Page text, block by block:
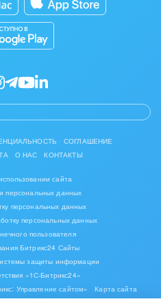
СОГЛАШЕНИЕ
О НАС КОНТАКТЫ
сайта
персональных данных
персональных данных
персональных данных
пользователя
Битрикс24 Сайты
защиты информации
«1С-Битрикс24»
Управление сайтом»
Карта сайта